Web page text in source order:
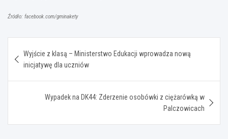
Źródło: facebook.com/gminakety
wpisu
Wyjście z klasą – Ministerstwo Edukacji wprowadza nową
inicjatywę dla uczniów
Wypadek na DK44: Zderzenie osobówki z ciężarówką w
Palczowicach